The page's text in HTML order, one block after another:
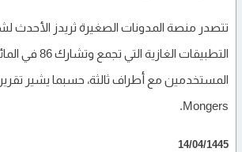
تتصدر منصة المدونات الصغيرة ثريدز الأحدث
التطبيقات الغازية
Mongers.
14/04/1445